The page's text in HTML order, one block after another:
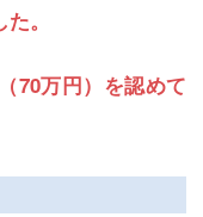
。
70万円）を認めて